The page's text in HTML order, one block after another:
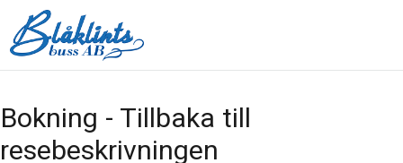
Bokning - Tillbaka till
resebeskrivningen